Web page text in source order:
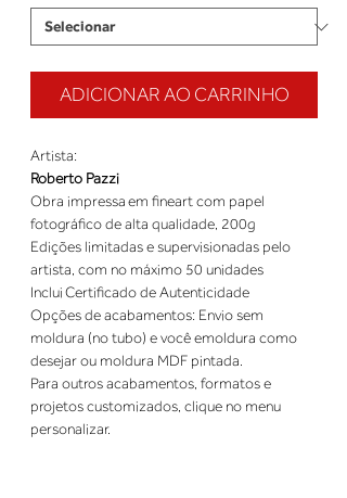
ADICIONAR AO CARRINHO
Roberto Pazzi
Obra impressa em fineart com papel
Edições limitadas e supervisionadas pelo
Opções de acabamentos: Envio sem
moldura (no tubo) e você emoldura como
Para outros acabamentos, formatos e
projetos customizados, clique no menu
personalizar.